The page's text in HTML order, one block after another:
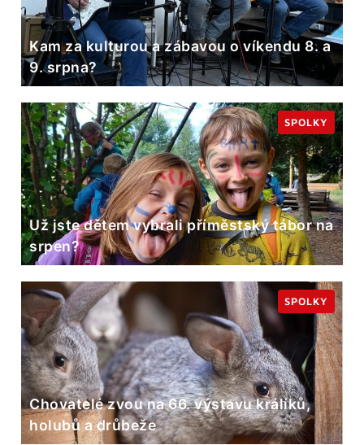
Kam za kulturou a zábavou o víkendu 8. a
9. srpna?
Už jste dětem vybrali příměstský tábor na
srpen?
SPOLKY
Chovatelé zvou na 66. výstavu králíků,
holubů a drůbeže
SPOLKY